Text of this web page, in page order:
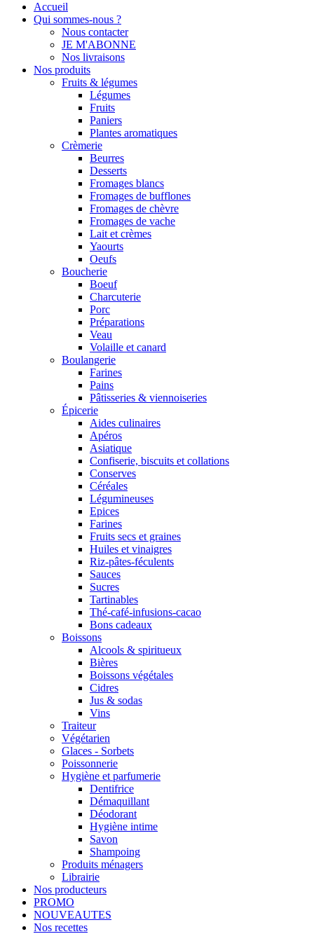
Accueil
Qui sommes-nous ?
Nous contacter
JE M'ABONNE
Nos livraisons
Nos produits
Fruits & légumes
Légumes
Fruits
Paniers
Plantes aromatiques
Crèmerie
Beurres
Desserts
Fromages blancs
Fromages de bufflones
Fromages de chèvre
Fromages de vache
Lait et crèmes
Yaourts
Oeufs
Boucherie
Boeuf
Charcuterie
Porc
Préparations
Veau
Volaille et canard
Boulangerie
Farines
Pains
Pâtisseries & viennoiseries
Épicerie
Aides culinaires
Apéros
Asiatique
Confiserie, biscuits et collations
Conserves
Céréales
Légumineuses
Epices
Farines
Fruits secs et graines
Huiles et vinaigres
Riz-pâtes-féculents
Sauces
Sucres
Tartinables
Thé-café-infusions-cacao
Bons cadeaux
Boissons
Alcools & spiritueux
Bières
Boissons végétales
Cidres
Jus & sodas
Vins
Traiteur
Végétarien
Glaces - Sorbets
Poissonnerie
Hygiène et parfumerie
Dentifrice
Démaquillant
Déodorant
Hygiène intime
Savon
Shampoing
Produits ménagers
Librairie
Nos producteurs
PROMO
NOUVEAUTES
Nos recettes